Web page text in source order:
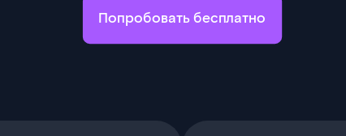
Попробовать бесплатно